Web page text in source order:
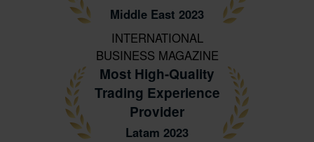
Middle East 2023
INTERNATIONAL
BUSINESS MAGAZINE
Most High-Quality
Trading Experience
Provider
Latam 2023